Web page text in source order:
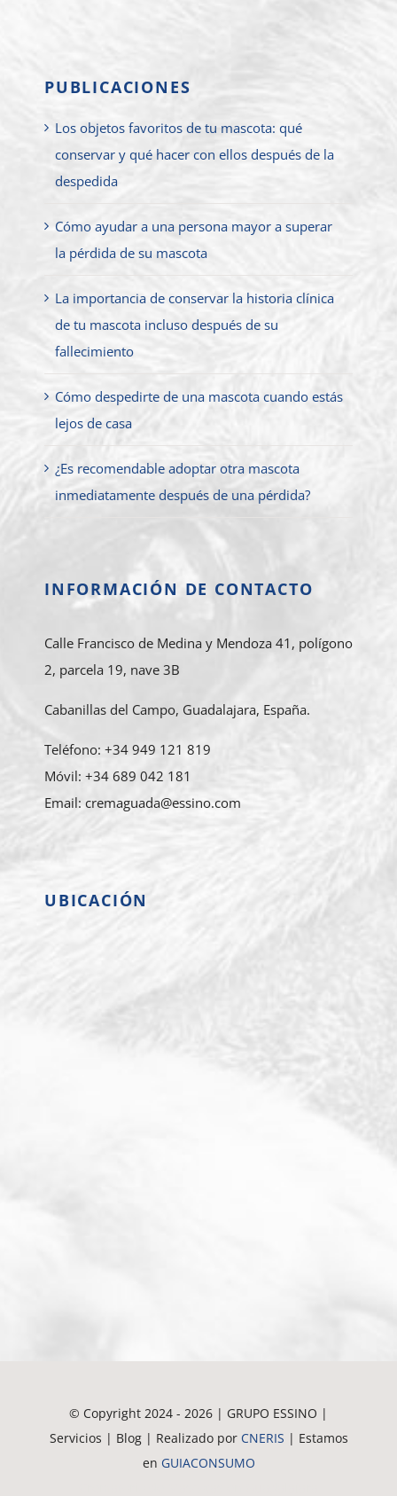
PUBLICACIONES
Los objetos favoritos de tu mascota: qué
conservar y qué hacer con ellos después de la
despedida
Cómo ayudar a una persona mayor a superar
la pérdida de su mascota
La importancia de conservar la historia clínica
de tu mascota incluso después de su
fallecimiento
Cómo despedirte de una mascota cuando estás
lejos de casa
¿Es recomendable adoptar otra mascota
inmediatamente después de una pérdida?
INFORMACIÓN DE CONTACTO
Calle Francisco de Medina y Mendoza 41, polígono
2, parcela 19, nave 3B
Cabanillas del Campo, Guadalajara, España.
Teléfono: +34 949 121 819
Móvil: +34 689 042 181
Email: cremaguada@essino.com
UBICACIÓN
© Copyright 2024 - 2026 | GRUPO ESSINO |
Servicios | Blog | Realizado por CNERIS | Estamos
en GUIACONSUMO